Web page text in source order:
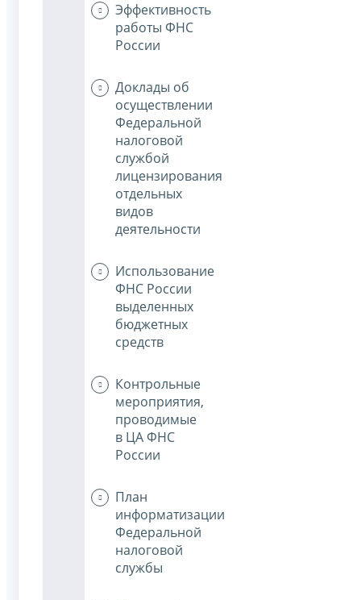
Эффективность
работы ФНС
России
Доклады об
осуществлении
Федеральной
налоговой
службой
лицензирования
отдельных
видов
деятельности
Использование
ФНС России
выделенных
бюджетных
средств
Контрольные
мероприятия,
проводимые
в ЦА ФНС
России
План
информатизации
Федеральной
налоговой
службы